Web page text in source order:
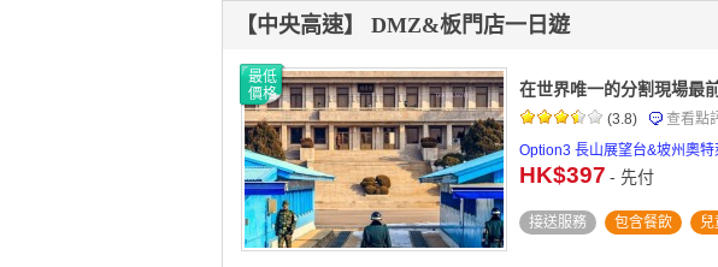
【中央高速】 DMZ&板門店一日遊
最低
價格
在世界唯一的分割現場最
(3.8) 查看點
Option3 長山展望台&坡州奧
HK$397 - 先付
接送服務 包含餐飲 兒